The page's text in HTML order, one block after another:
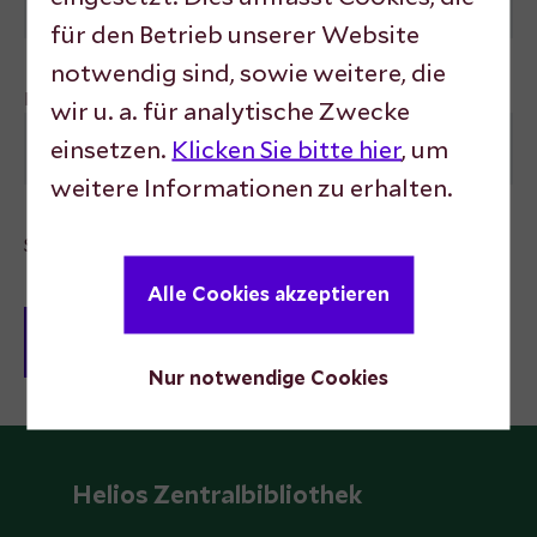
für den Betrieb unserer Website
notwendig sind, sowie weitere, die
wir u. a. für analytische Zwecke
einsetzen. Klicken Sie bitte hier, um
weitere Informationen zu erhalten.
Nur notwendige Cookies
Alle Cookies akzeptieren
Password
Stay logged in
Helios Zentralbibliothek